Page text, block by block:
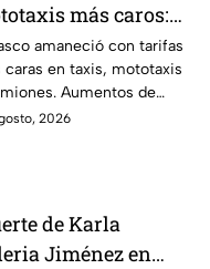
más caros:
eleva hasta
las tarifas del
público
amaneció con tarifas
caras en taxis, mototaxis
Aumentos de
20% golpean el bolsillo
2026
de Karla
Jiménez en